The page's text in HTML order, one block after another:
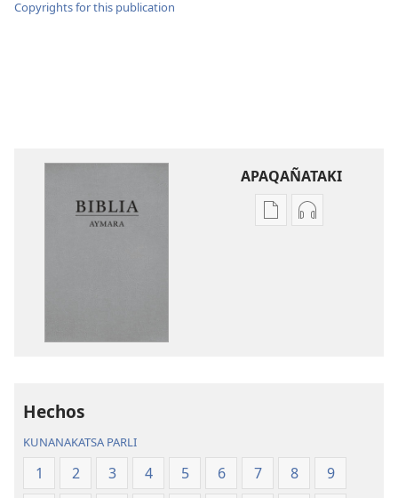
Copyrights for this publication
APAQAÑATAKI
Aka
Aka
Hechos
KUNANAKATSA PARLI
1 2 3 4 5 6 7 8
9